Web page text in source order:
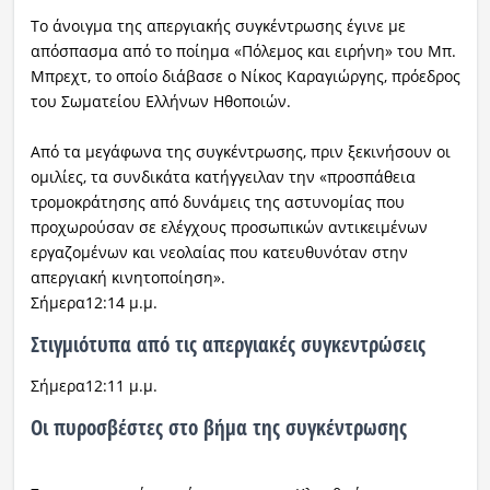
Το άνοιγμα της απεργιακής συγκέντρωσης έγινε με
απόσπασμα από το ποίημα «Πόλεμος και ειρήνη» του Μπ.
Μπρεχτ, το οποίο διάβασε ο Νίκος Καραγιώργης, πρόεδρος
του Σωματείου Ελλήνων Ηθοποιών.
Από τα μεγάφωνα της συγκέντρωσης, πριν ξεκινήσουν οι
ομιλίες, τα συνδικάτα κατήγγειλαν την «προσπάθεια
τρομοκράτησης από δυνάμεις της αστυνομίας που
προχωρούσαν σε ελέγχους προσωπικών αντικειμένων
εργαζομένων και νεολαίας που κατευθυνόταν στην
απεργιακή κινητοποίηση».
Σήμερα12:14 μ.μ.
Στιγμιότυπα από τις απεργιακές συγκεντρώσεις
Σήμερα12:11 μ.μ.
Οι πυροσβέστες στο βήμα της συγκέντρωσης